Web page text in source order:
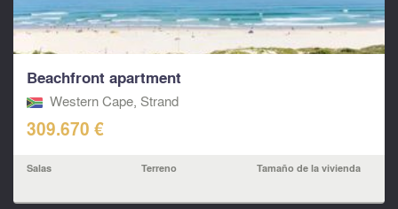
Beachfront apartment
Western Cape, Strand
309.670 €
Salas Terreno Tamaño de la vivienda